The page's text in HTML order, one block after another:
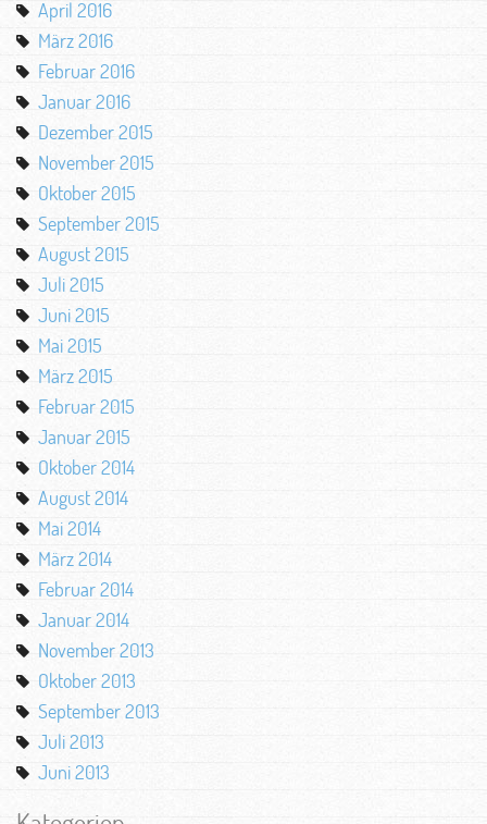
April 2016
März 2016
Februar 2016
Januar 2016
Dezember 2015
November 2015
Oktober 2015
September 2015
August 2015
Juli 2015
Juni 2015
Mai 2015
März 2015
Februar 2015
Januar 2015
Oktober 2014
August 2014
Mai 2014
März 2014
Februar 2014
Januar 2014
November 2013
Oktober 2013
September 2013
Juli 2013
Juni 2013